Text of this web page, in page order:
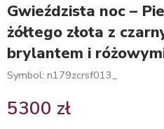
Gwieździsta noc –
żółtego złota z
brylantem i
Symbol: n179zcrsf013_
5300 zł